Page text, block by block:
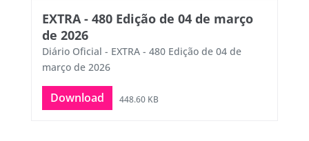
EXTRA - 480 Edição de 04 de março
de 2026
Diário Oficial - EXTRA - 480 Edição de 04 de
março de 2026
Download 448.60 KB